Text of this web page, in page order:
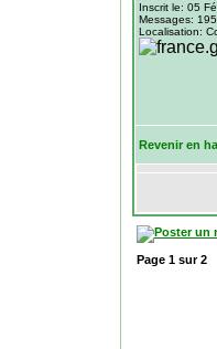
Inscrit le: 05
Messages:
Localisation:
Revenir en
Page 1 sur2